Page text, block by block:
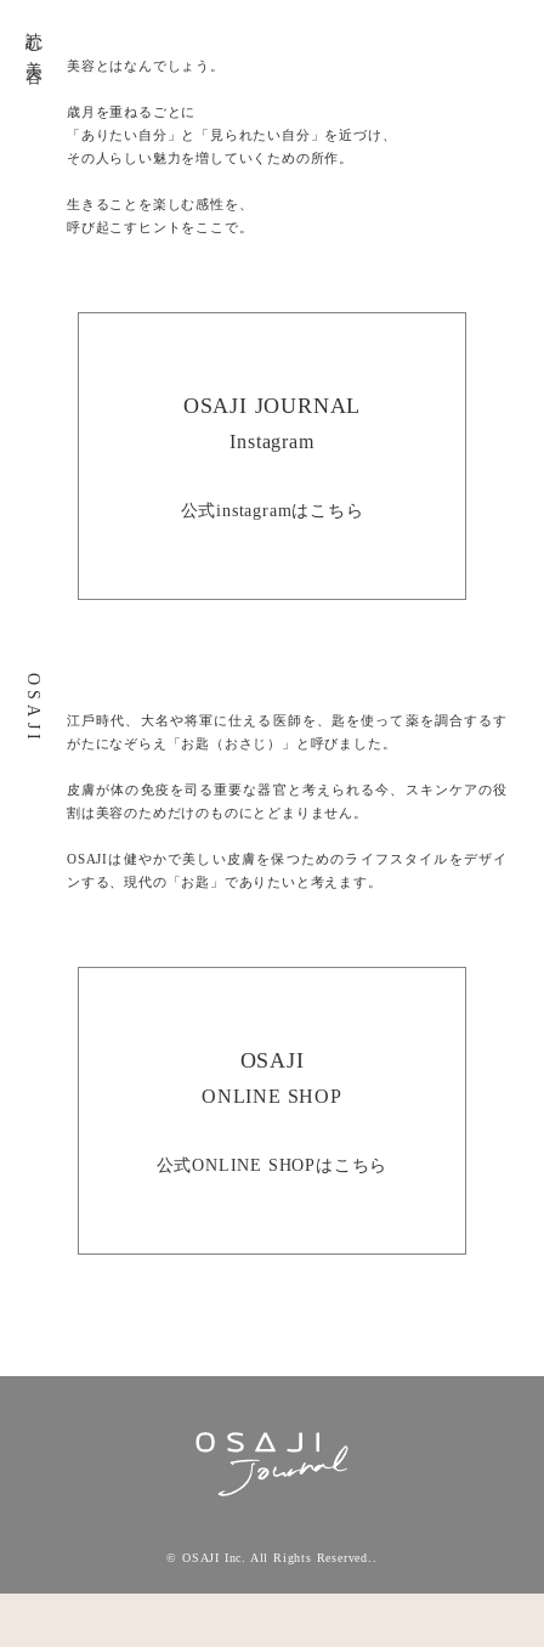
読む美容
美容とはなんでしょう。
歳月を重ねるごとに
「ありたい自分」と「見られたい自分」を近づけ、
その人らしい魅力を増していくための所作。
生きることを楽しむ感性を、
呼び起こすヒントをここで。
OSAJI JOURNAL
Instagram
公式instagramはこちら
OSAJI
江⼾時代、⼤名や将軍に仕える医師を、匙を使って薬を調合するす
がたになぞらえ「お匙（おさじ）」と呼びました。
⽪膚が体の免疫を司る重要な器官と考えられる今、スキンケアの役
割は美容のためだけのものにとどまりません。
OSAJIは健やかで美しい皮膚を保つためのライフスタイルをデザイ
ンする、現代の「お匙」でありたいと考えます。
OSAJI
ONLINE SHOP
公式ONLINE SHOPはこちら
© OSAJI Inc. All Rights Reserved..